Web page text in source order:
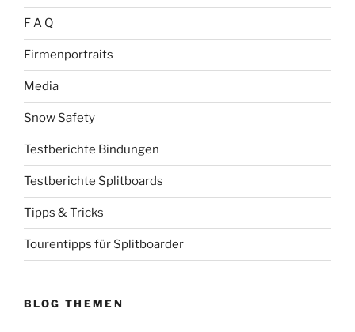
F A Q
Firmenportraits
Media
Snow Safety
Testberichte Bindungen
Testberichte Splitboards
Tipps & Tricks
Tourentipps für Splitboarder
BLOG THEMEN